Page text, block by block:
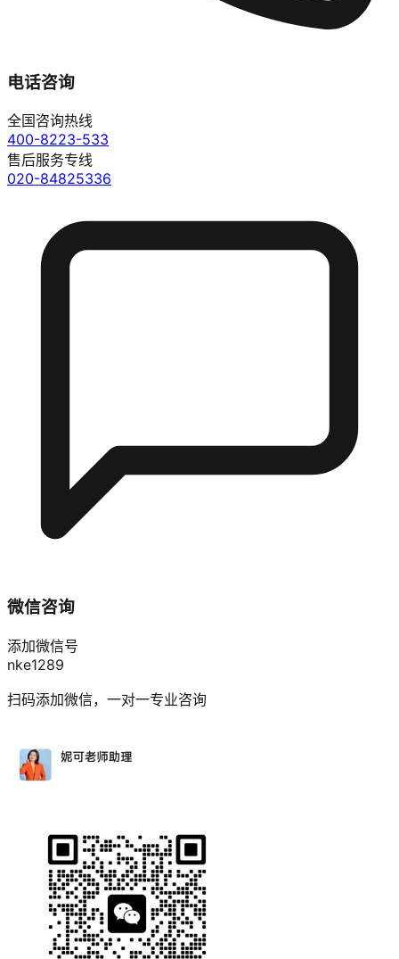
电话咨询
全国咨询热线
400-8223-533
售后服务专线
020-84825336
微信咨询
添加微信号
nke1289
扫码添加微信，一对一专业咨询